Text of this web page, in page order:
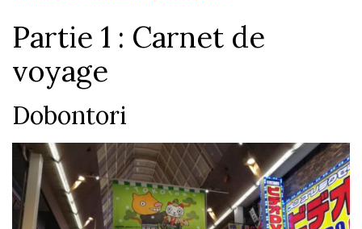
Partie 1 : Carnet de
voyage
Dobontori